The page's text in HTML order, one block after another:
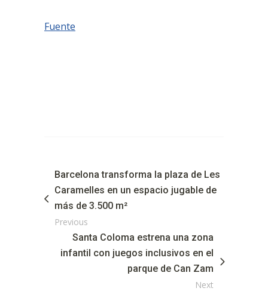
Fuente
Barcelona transforma la plaza de Les
Caramelles en un espacio jugable de
más de 3.500 m²
Previous
Santa Coloma estrena una zona
infantil con juegos inclusivos en el
parque de Can Zam
Next